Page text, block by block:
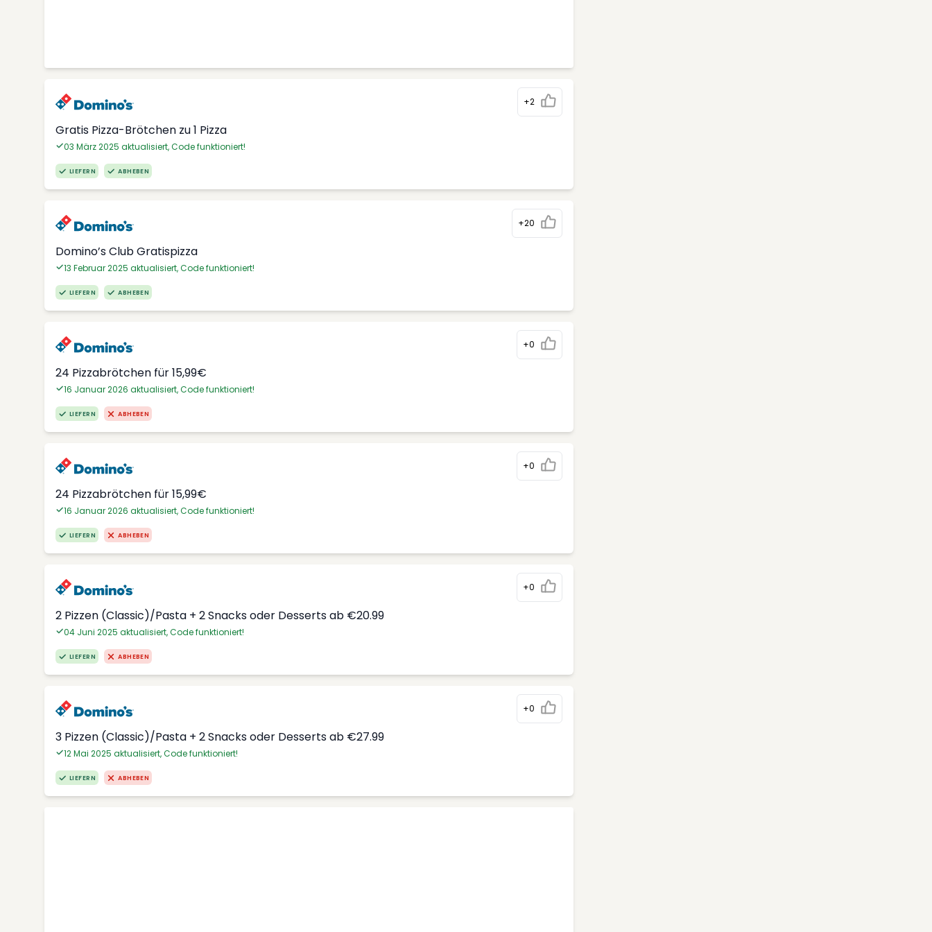
+2
Gratis Pizza-Brötchen zu 1 Pizza
03 März 2025 aktualisiert, Code funktioniert!
LIEFERN ABHEBEN
+20
Domino’s Club Gratispizza
13 Februar 2025 aktualisiert, Code funktioniert!
LIEFERN ABHEBEN
+0
24 Pizzabrötchen für 15,99€
16 Januar 2026 aktualisiert, Code funktioniert!
LIEFERN ABHEBEN
+0
24 Pizzabrötchen für 15,99€
16 Januar 2026 aktualisiert, Code funktioniert!
LIEFERN ABHEBEN
+0
2 Pizzen (Classic)/Pasta + 2 Snacks oder Desserts ab €20.99
04 Juni 2025 aktualisiert, Code funktioniert!
LIEFERN ABHEBEN
+0
3 Pizzen (Classic)/Pasta + 2 Snacks oder Desserts ab €27.99
12 Mai 2025 aktualisiert, Code funktioniert!
LIEFERN ABHEBEN